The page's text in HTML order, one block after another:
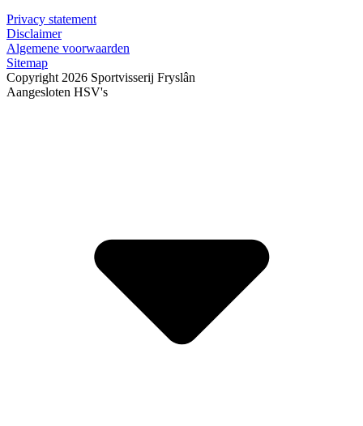
Privacy statement
Disclaimer
Algemene voorwaarden
Sitemap
Copyright 2026 Sportvisserij Fryslân
Aangesloten HSV's